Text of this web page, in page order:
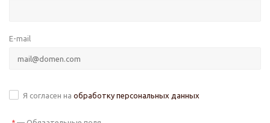
E-mail
Я согласен на обработку персональных данных